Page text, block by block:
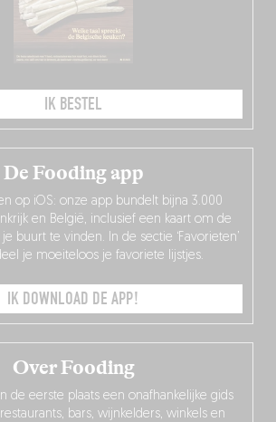
IK BESTEL
Over Fooding
de eerste plaats een onafhankelijke gids
bars, wijnkelders, winkels en
De Fooding app
op iOS: onze app bundelt bijna 3.000
en België, inclusief een kaart om de
buurt te vinden. In de sectie ‘Favorieten’
je moeiteloos je favoriete lijstjes.
IK DOWNLOAD DE APP!